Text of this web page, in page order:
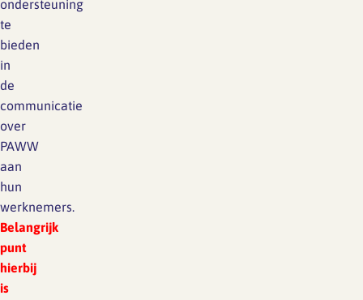
ondersteuning
te
bieden
in
de
communicatie
over
PAWW
aan
hun
werknemers.
Belangrijk
punt
hierbij
is